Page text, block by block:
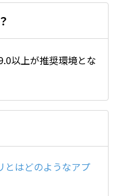
以上が推奨環境とな
とはどのようなアプ